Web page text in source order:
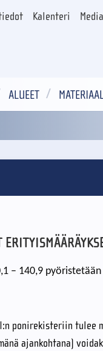
Kalenteri
ALUEET
– 140,9
ponirekisteriin tulee
ajankohtana)